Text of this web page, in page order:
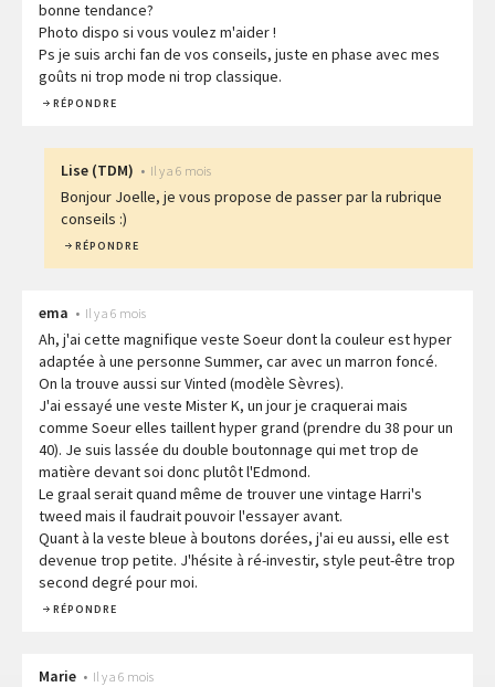
bonne tendance?
Photo dispo si vous voulez m'aider !
Ps je suis archi fan de vos conseils, juste en phase avec mes
goûts ni trop mode ni trop classique.
RÉPONDRE
Lise (TDM) • Il y a 6 mois
Bonjour Joelle, je vous propose de passer par la rubrique
conseils :)
RÉPONDRE
ema • Il y a 6 mois
Ah, j'ai cette magnifique veste Soeur dont la couleur est hyper
adaptée à une personne Summer, car avec un marron foncé.
On la trouve aussi sur Vinted (modèle Sèvres).
J'ai essayé une veste Mister K, un jour je craquerai mais
comme Soeur elles taillent hyper grand (prendre du 38 pour un
40). Je suis lassée du double boutonnage qui met trop de
matière devant soi donc plutôt l'Edmond.
Le graal serait quand même de trouver une vintage Harri's
tweed mais il faudrait pouvoir l'essayer avant.
Quant à la veste bleue à boutons dorées, j'ai eu aussi, elle est
devenue trop petite. J'hésite à ré-investir, style peut-être trop
second degré pour moi.
RÉPONDRE
Marie • Il y a 6 mois